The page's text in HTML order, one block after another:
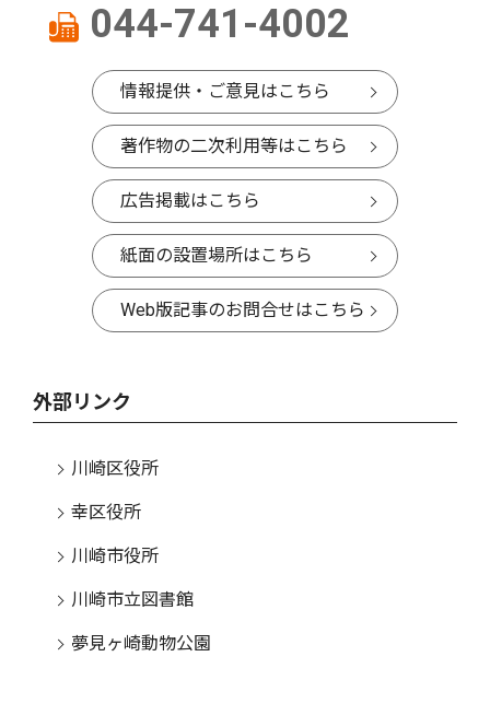
044-741-4002
情報提供・ご意見はこちら
著作物の二次利用等はこちら
広告掲載はこちら
紙面の設置場所はこちら
Web版記事のお問合せはこちら
外部リンク
川崎区役所
幸区役所
川崎市役所
川崎市立図書館
夢見ヶ崎動物公園